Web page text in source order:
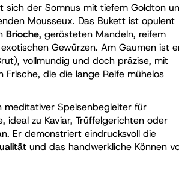
sich der Somnus mit tiefem Goldton
Mousseux. Das Bukett ist opulent
Brioche, gerösteten Mandeln, reifem
Gewürzen. Am Gaumen ist
vollmundig und doch präzise, mit
Frische, die die lange Reife mühelos
meditativer Speisenbegleiter für
ideal zu Kaviar, Trüffelgerichten oder
Er demonstriert eindrucksvoll die
und das handwerkliche Können